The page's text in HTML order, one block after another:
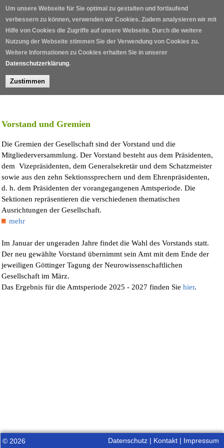
Um unsere Webseite für Sie optimal zu gestalten und fortlaufend
verbessern zu können, verwenden wir Cookies. Zudem analysieren wir mit
Hilfe von Cookies die Zugriffe auf unsere Webseite. Durch die weitere
Nutzung der Webseite stimmen Sie der Verwendung von Cookies zu.
Weitere Informationen zu Cookies erhalten Sie in unserer
Datenschutzerklärung.
Zustimmen
Direkt zum Inhalt
Home /
Vorstand und Gremien
Die Gremien der Gesellschaft sind der Vorstand und die
Mitgliederversammlung. Der Vorstand besteht aus dem Präsidenten,
dem Vizepräsidenten, dem Generalsekretär und dem Schatzmeister
sowie aus den zehn Sektionssprechern und dem Ehrenpräsidenten,
d. h. dem Präsidenten der vorangegangenen Amtsperiode. Die
Sektionen repräsentieren die verschiedenen thematischen
Ausrichtungen der Gesellschaft.
mehr
Im Januar der ungeraden Jahre findet die Wahl des Vorstands statt.
Der neu gewählte Vorstand übernimmt sein Amt mit dem Ende der
jeweiligen Göttinger Tagung der Neurowissenschaftlichen
Gesellschaft im März.
Das Ergebnis für die Amtsperiode 2025 - 2027 finden Sie hier.
© 2026 Datenschutz Kontakt Impressum